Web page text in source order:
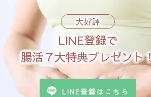
大好評
LINE登録で
腸活７大特典プレゼント
LINE登録はこちら